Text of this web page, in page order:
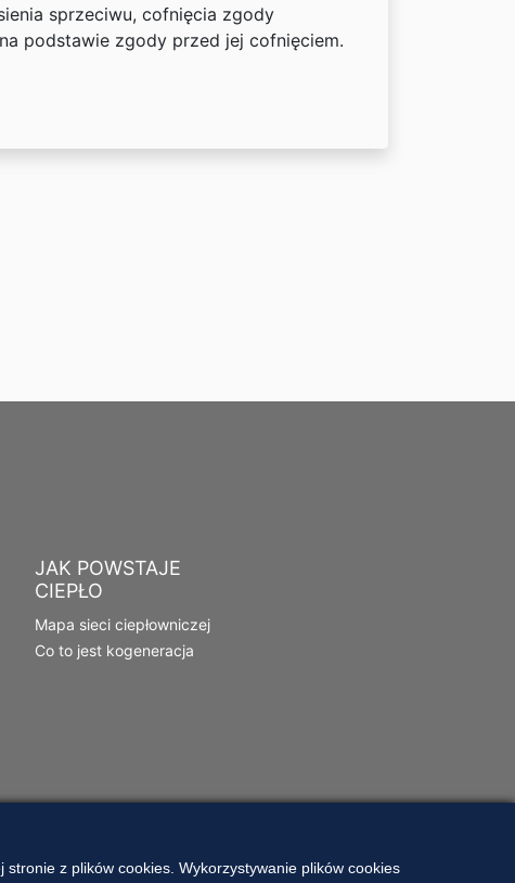
sprzeciwu, cofnięcia zgody
podstawie zgody przed jej cofnięciem.
JAK POWSTAJE
CIEPŁO
Mapa sieci ciepłowniczej
Co to jest kogeneracja
z plików cookies. Wykorzystywanie plików cookies